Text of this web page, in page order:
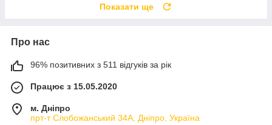
Показати ще
Про нас
96% позитивних з 511 відгуків за рік
Працює з 15.05.2020
м. Дніпро
прт-т Слобожанський 34А, Дніпро, Україна